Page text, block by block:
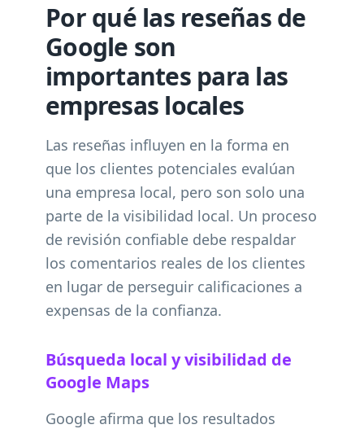
Por qué las reseñas de
Google son
importantes para las
empresas locales
Las reseñas influyen en la forma en
que los clientes potenciales evalúan
una empresa local, pero son solo una
parte de la visibilidad local. Un proceso
de revisión confiable debe respaldar
los comentarios reales de los clientes
en lugar de perseguir calificaciones a
expensas de la confianza.
Búsqueda local y visibilidad de
Google Maps
Google afirma que los resultados